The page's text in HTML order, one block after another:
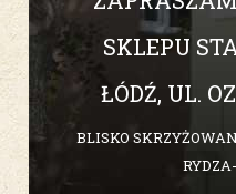
SKLEPU
ŁÓDŹ, UL.
BLISKO